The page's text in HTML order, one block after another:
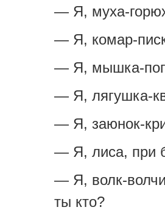
— Я, муха-
— Я, комар-
— Я, мышка-
— Я, лягушка-
— Я, заюнок-
— Я, лиса, при
— Я, волк-
ты кто?